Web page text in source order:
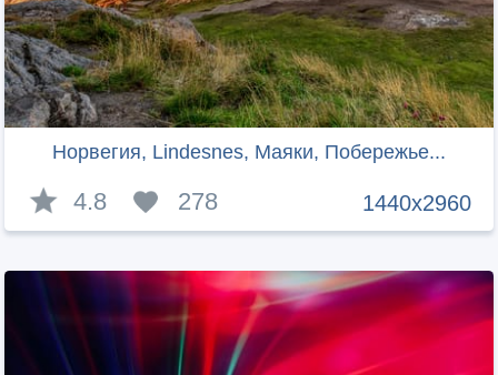
Норвегия, Lindesnes, Маяки, Побережье...
1440x2960
4.8 278